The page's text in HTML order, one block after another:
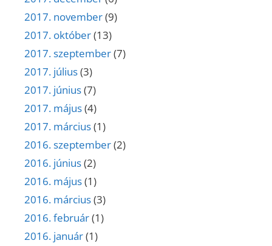
2017. november(9)
2017. október(13)
2017. szeptember(7)
2017. július(3)
2017. június(7)
2017. május(4)
2017. március(1)
2016. szeptember(2)
2016. június(2)
2016. május(1)
2016. március(3)
2016. február(1)
2016. január(1)